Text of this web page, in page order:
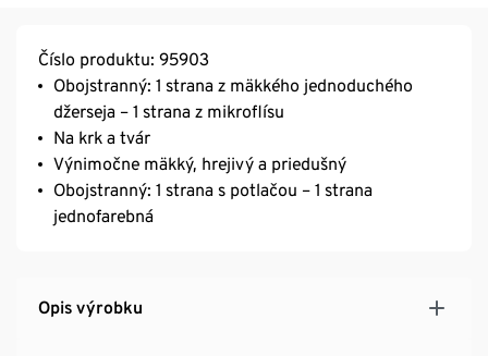
Číslo produktu: 95903
Obojstranný: 1 strana z mäkkého jednoduchého
džerseja – 1 strana z mikroflísu
Na krk a tvár
Výnimočne mäkký, hrejivý a priedušný
Obojstranný: 1 strana s potlačou – 1 strana
jednofarebná
Opis výrobku